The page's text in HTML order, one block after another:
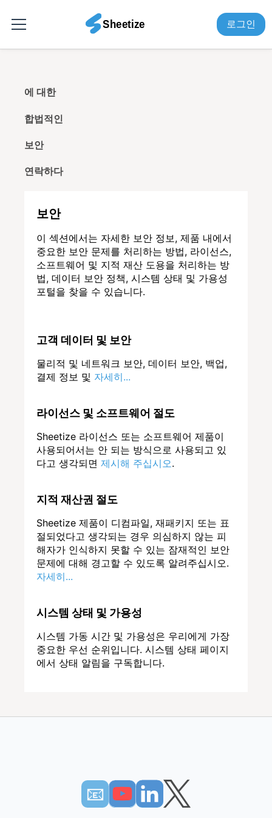
로그인
에 대한
합법적인
보안
연락하다
보안
이 섹션에서는 자세한 보안 정보, 제품 내에서
중요한 보안 문제를 처리하는 방법, 라이선스,
소프트웨어 및 지적 재산 도용을 처리하는 방
법, 데이터 보안 정책, 시스템 상태 및 가용성
포털을 찾을 수 있습니다.
고객 데이터 및 보안
물리적 및 네트워크 보안, 데이터 보안, 백업,
결제 정보 및 자세히...
라이선스 및 소프트웨어 절도
Sheetize 라이선스 또는 소프트웨어 제품이
사용되어서는 안 되는 방식으로 사용되고 있
다고 생각되면 제시해 주십시오.
지적 재산권 절도
Sheetize 제품이 디컴파일, 재패키지 또는 표
절되었다고 생각되는 경우 의심하지 않는 피
해자가 인식하지 못할 수 있는 잠재적인 보안
문제에 대해 경고할 수 있도록 알려주십시오.
자세히...
시스템 상태 및 가용성
시스템 가동 시간 및 가용성은 우리에게 가장
중요한 우선 순위입니다. 시스템 상태 페이지
에서 상태 알림을 구독합니다.
📧︎